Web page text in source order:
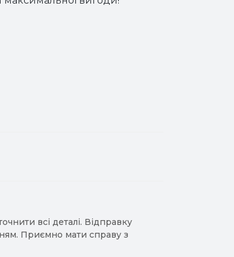
всі деталі. Відправку
Приємно мати справу з